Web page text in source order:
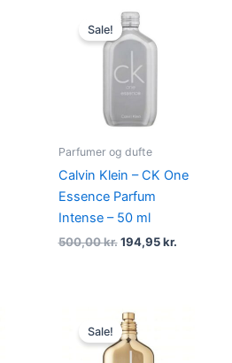
Sale!
Parfumer og dufte
Calvin Klein – CK One
Essence Parfum
Intense – 50 ml
500,00kr.
Original
price
was:
500,00 kr..
194,95kr.
Sale!
Original
price
was:
325,00 kr..